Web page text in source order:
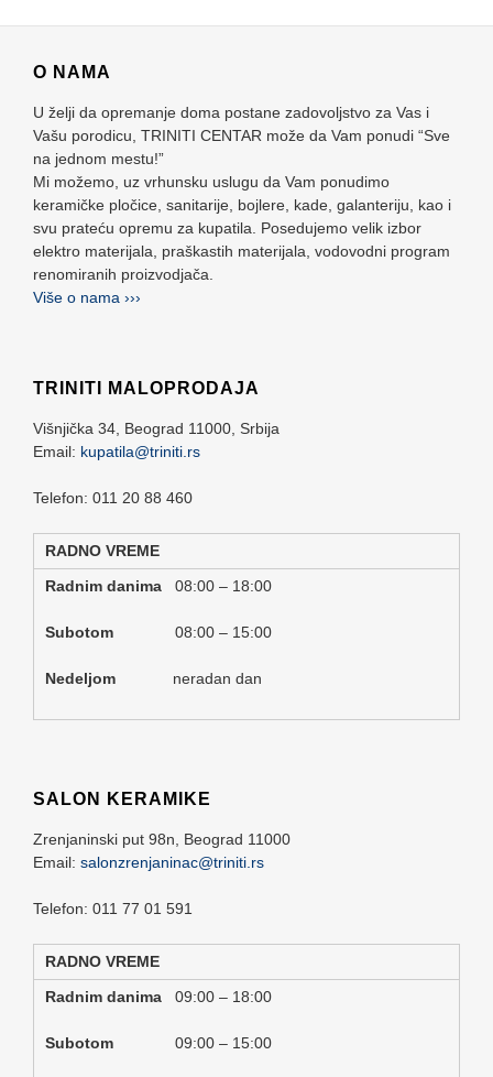
O NAMA
U želji da opremanje doma postane zadovoljstvo za Vas i
Vašu porodicu, TRINITI CENTAR može da Vam ponudi “Sve
na jednom mestu!”
Mi možemo, uz vrhunsku uslugu da Vam ponudimo
keramičke pločice, sanitarije, bojlere, kade, galanteriju, kao i
svu prateću opremu za kupatila. Posedujemo velik izbor
elektro materijala, praškastih materijala, vodovodni program
renomiranih proizvodjača.
Više o nama ›››
TRINITI MALOPRODAJA
Višnjička 34, Beograd 11000, Srbija
Email: kupatila@triniti.rs
Telefon: 011 20 88 460
RADNO VREME
Radnim danima 08:00 – 18:00
Subotom 08:00 – 15:00
Nedeljom neradan dan
SALON KERAMIKE
Zrenjaninski put 98n, Beograd 11000
Email: salonzrenjaninac@triniti.rs
Telefon: 011 77 01 591
RADNO VREME
Radnim danima 09:00 – 18:00
Subotom 09:00 – 15:00